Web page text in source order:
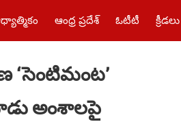
ఆంధ్ర ప్రదేశ్ ఓటీటీ క్రీడలు
‘సెంటిమంట’
అంశాలపై